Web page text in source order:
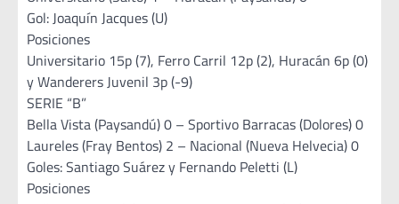
Gol: Joaquín Jacques (U)
Posiciones
Universitario 15p (7), Ferro Carril 12p (2), Huracán 6p (0)
y Wanderers Juvenil 3p (-9)
SERIE “B”
Bella Vista (Paysandú) 0 – Sportivo Barracas (Dolores) 0
Laureles (Fray Bentos) 2 – Nacional (Nueva Helvecia) 0
Goles: Santiago Suárez y Fernando Peletti (L)
Posiciones